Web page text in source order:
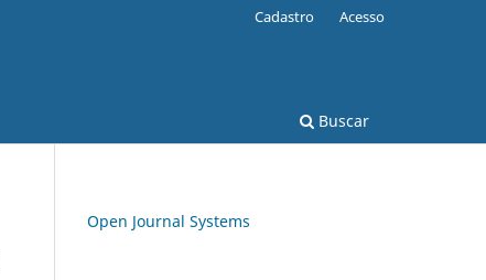
Buscar
Cadastro Acesso
Open Journal Systems